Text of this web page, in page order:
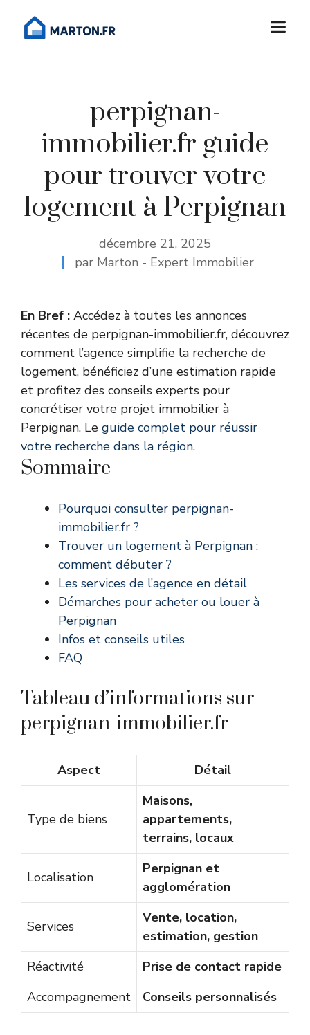
perpignan-
immobilier.fr guide
pour trouver votre
logement à Perpignan
décembre 21, 2025
par Marton - Expert Immobilier
En Bref : Accédez à toutes les annonces
récentes de perpignan-immobilier.fr, découvrez
comment l’agence simplifie la recherche de
logement, bénéficiez d’une estimation rapide
et profitez des conseils experts pour
concrétiser votre projet immobilier à
Perpignan. Le guide complet pour réussir
votre recherche dans la région.
Sommaire
Pourquoi consulter perpignan-
immobilier.fr ?
Trouver un logement à Perpignan :
comment débuter ?
Les services de l’agence en détail
Démarches pour acheter ou louer à
Perpignan
Infos et conseils utiles
FAQ
Tableau d’informations sur
perpignan-immobilier.fr
Aspect Détail
Type de biens
Maisons,
appartements,
terrains, locaux
Localisation
Perpignan et
agglomération
Services
Vente, location,
estimation, gestion
Réactivité
Prise de contact rapide
Accompagnement
Conseils personnalisés